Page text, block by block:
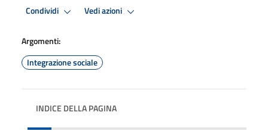
Condividi Vedi azioni
Argomenti:
Integrazione sociale
INDICE DELLA PAGINA